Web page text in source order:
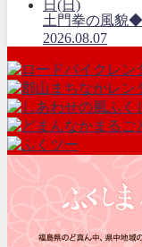
土門拳の風貌
2026.08.07